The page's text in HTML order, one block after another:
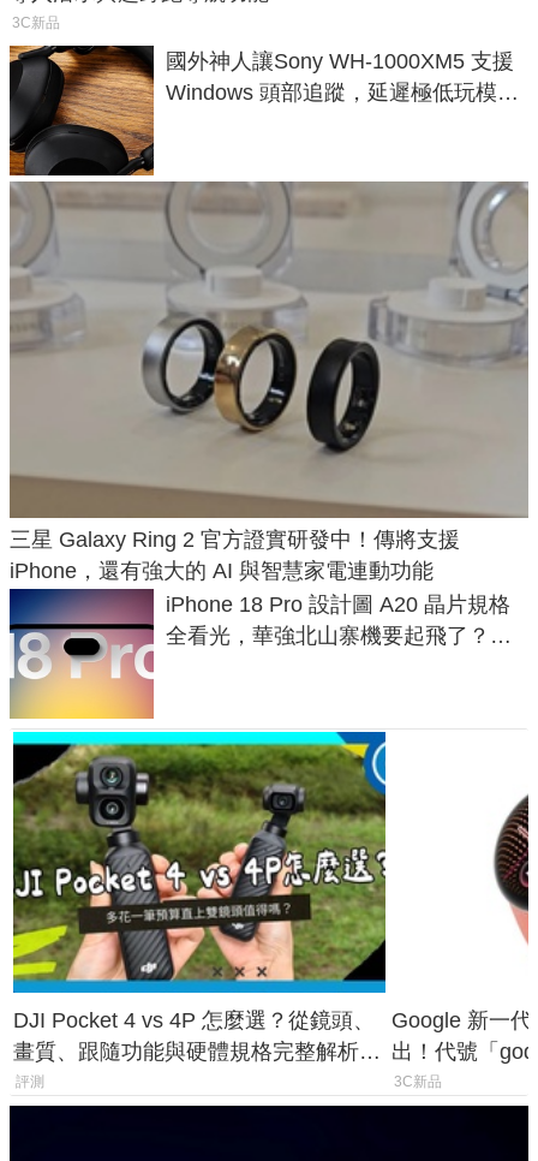
3C新品
國外神人讓Sony WH-1000XM5 支援
Windows 頭部追蹤，延遲極低玩模擬
三星 Galaxy Ring 2 官方證實研發中！傳將支援
iPhone，還有強大的 AI 與智慧家電連動功能
iPhone 18 Pro 設計圖 A20 晶片規格
全看光，華強北山寨機要起飛了？專
DJI Pocket 4 vs 4P 怎麼選？從鏡頭、
畫質、跟隨功能與硬體規格完整解析，
一次看懂兩台差異
評測
Google 新一
出！代號「
鎖定 AI 應用
3C新品